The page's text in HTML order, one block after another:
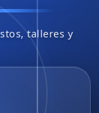
talleres y